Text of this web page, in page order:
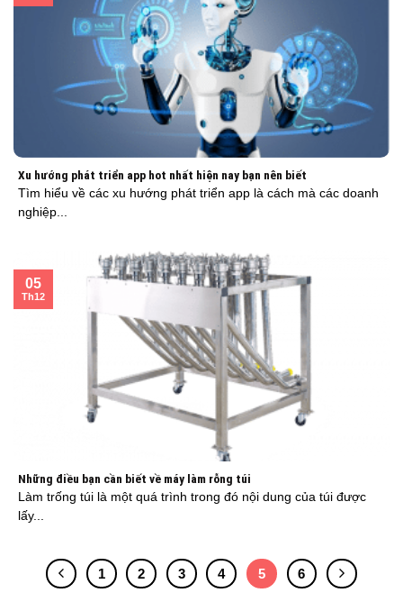
Xu hướng phát triển app hot nhất hiện nay bạn nên biết
Tìm hiểu về các xu hướng phát triển app là cách mà các doanh
nghiệp...
Những điều bạn cần biết về máy làm rỗng túi
Làm trống túi là một quá trình trong đó nội dung của túi được
lấy...
05
Th12
1 2 3 4 5 6